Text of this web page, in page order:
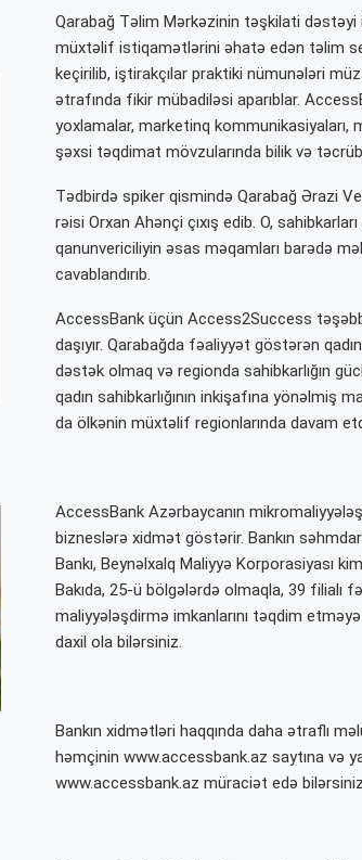
Qarabağ Təlim Mərkəzinin təşkilati
müxtəlif istiqamətlərini əhatə edən təlim
keçirilib, iştirakçılar praktiki nümunələri
ətrafında fikir mübadiləsi aparıblar.
yoxlamalar, marketinq kommunikasiyaları,
şəxsi təqdimat mövzularında bilik və
Tədbirdə spiker qismində Qarabağ Ərazi
rəisi Orxan Ahənçi çıxış edib. O,
qanunvericiliyin əsas məqamları barədə
cavablandırıb.
AccessBank üçün Access2Success
daşıyır. Qarabağda fəaliyyət göstərən
dəstək olmaq və regionda sahibkarlığın
qadın sahibkarlığının inkişafına
da ölkənin müxtəlif regionlarında davam
AccessBank Azərbaycanın
bizneslərə xidmət göstərir. Bankın
Bankı, Beynəlxalq Maliyyə Korporasiyası
Bakıda, 25-ü bölgələrdə olmaqla, 39
maliyyələşdirmə imkanlarını təqdim
daxil ola bilərsiniz.
Bankın xidmətləri haqqında daha ətraflı
həmçinin www.accessbank.az saytına və
www.accessbank.az müraciət edə